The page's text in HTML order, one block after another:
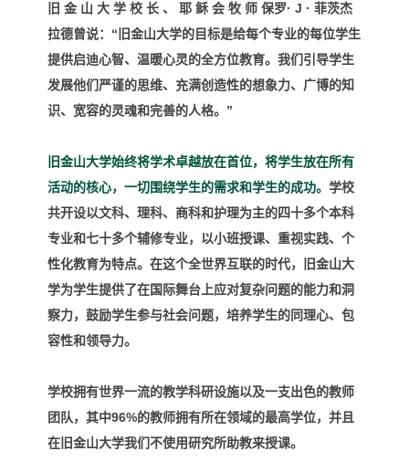
旧 金 山 大 学 校 长 、 耶 稣 会 牧 师 保罗· J · 菲茨杰
拉德曾说： “旧金山大学的目标是给每个专业的每位学生
提供启迪心智、温暖心灵的全方位教育。 我们引导学生
发展他们严谨的思维、充满创造性的想象力、广博的知
识、宽容的灵魂和完善的人格。”
旧金山大学始终将学术卓越放在首位，将学生放在所有
活动的核心，一切围绕学生的需求和学生的成功。 学校
共开设以文科、理科、商科和护理为主的四十多个本科
专业和七十多个辅修专业，以小班授课、重视实践、个
性化教育为特点。 在这个全世界互联的时代，旧金山大
学为学生提供了在国际舞台上应对复杂问题的能力和洞
察力，鼓励学生参与社会问题，培养学生的同理心、包
容性和领导力。
学校拥有世界一流的教学科研设施以及一支出色的教师
团队，其中96%的教师拥有所在领域的最高学位，并且
在旧金山大学我们不使用研究所助教来授课。